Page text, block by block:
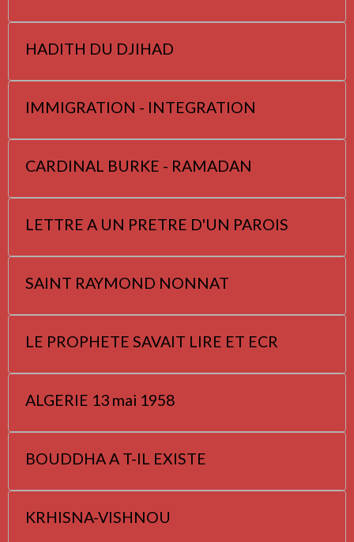
HADITH DU DJIHAD
IMMIGRATION - INTEGRATION
CARDINAL BURKE - RAMADAN
LETTRE A UN PRETRE D'UN PAROIS
SAINT RAYMOND NONNAT
LE PROPHETE SAVAIT LIRE ET ECR
ALGERIE 13 mai 1958
BOUDDHA A T-IL EXISTE
KRHISNA-VISHNOU